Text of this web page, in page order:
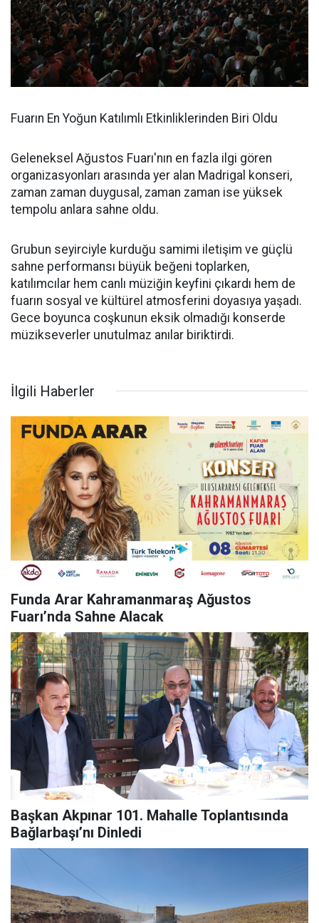
Fuarın En Yoğun Katılımlı Etkinliklerinden Biri Oldu
Geleneksel Ağustos Fuarı'nın en fazla ilgi gören
organizasyonları arasında yer alan Madrigal konseri,
zaman zaman duygusal, zaman zaman ise yüksek
tempolu anlara sahne oldu.
Grubun seyirciyle kurduğu samimi iletişim ve güçlü
sahne performansı büyük beğeni toplarken,
katılımcılar hem canlı müziğin keyfini çıkardı hem de
fuarın sosyal ve kültürel atmosferini doyasıya yaşadı.
Gece boyunca coşkunun eksik olmadığı konserde
müzikseverler unutulmaz anılar biriktirdi.
İlgili Haberler
Funda Arar Kahramanmaraş Ağustos
Fuarı’nda Sahne Alacak
Başkan Akpınar 101. Mahalle Toplantısında
Bağlarbaşı’nı Dinledi